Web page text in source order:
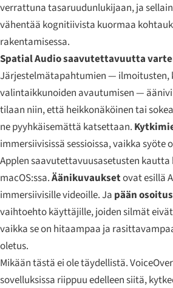
verrattuna tasaruudunlukijaan, ja
vähentää kognitiivista kuormaa
rakentamisessa.
Spatial Audio saavutettavuutta
Järjestelmätapahtumien — ilmoitusten,
valintaikkunoiden avautumisen —
tilaan niin, että heikkonäköinen tai
ne pyyhkäisemättä katsettaan.
immersiivisissä sessioissa, vaikka syöte
Applen saavutettavuusasetusten kautta
macOS:ssa.Äänikuvauksetovat esillä
immersiivisille videoille. Ja pään osoitus
vaihtoehto käyttäjille, joiden silmät
vaikka se on hitaampaa ja
oletus.
Mikään tästä ei ole täydellistä.
sovelluksissa riippuu edelleen siitä,